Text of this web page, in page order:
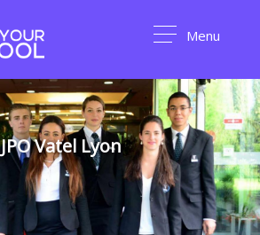
Menu
JPO Vatel Lyon